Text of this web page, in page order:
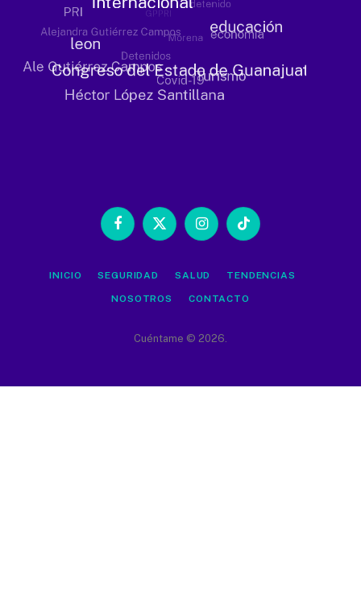
Facebook
X
InstagramTikTok
INICIO SEGURIDAD SALUD TENDENCIAS
NOSOTROS CONTACTO
Cuéntame © 2026.